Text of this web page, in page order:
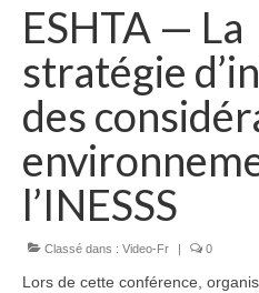
Équipe
Publications
English
ESHTA — La
stratégie
des
l’INESSS
Classé dans : Video-Fr | 0
Lors de cette conférence,